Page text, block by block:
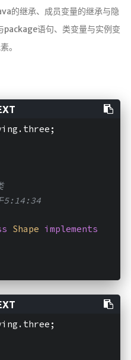
的继承、成员变量的继承与隐
语句、类变量与实例变
。
5:14:34
Shape implements